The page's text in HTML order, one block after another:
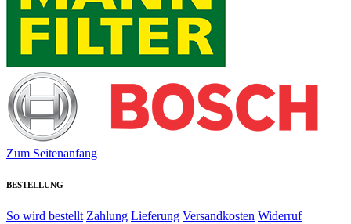
Zum Seitenanfang
BESTELLUNG
So wird bestellt Zahlung Lieferung Versandkosten Widerruf